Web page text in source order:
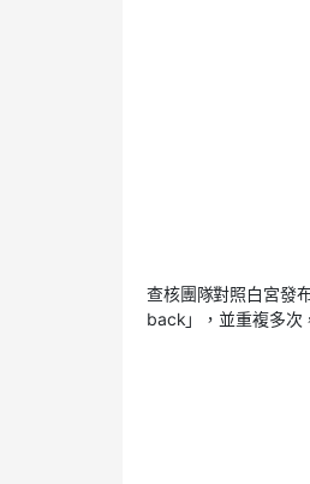
查核團隊對照白宮發
back」，並重複多次